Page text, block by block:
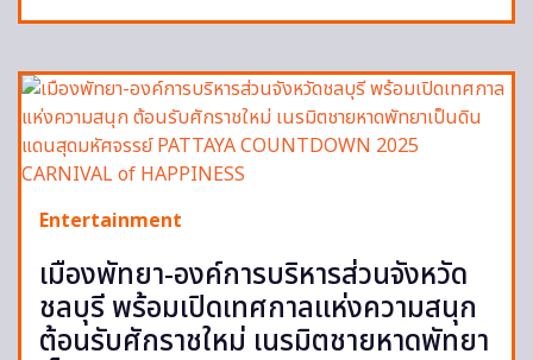
Entertainment
เมืองพัทยา-องค์การบริหารส่วนจังหวัด
ชลบุรี พร้อมเปิดเทศกาลแห่งความสนุก
ต้อนรับศักราชใหม่ เนรมิตชายหาดพัทยา